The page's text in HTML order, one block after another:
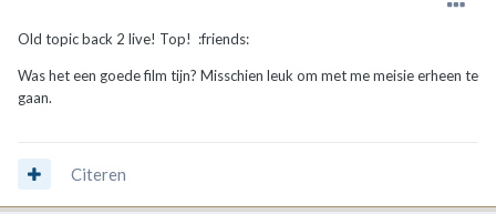
Old topic back 2 live! Top! :friends:
Was het een goede film tijn? Misschien leuk om met me meisie erheen te
gaan.
Citeren